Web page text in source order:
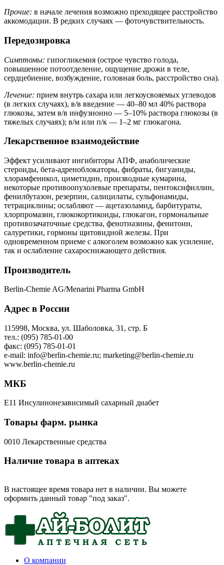
Прочие: в начале лечения возможно преходящее расстройство
аккомодации. В редких случаях — фоточувствительность.
Передозировка
Симптомы: гипогликемия (острое чувство голода,
повышенное потоотделение, ощущение дрожи в теле,
сердцебиение, возбуждение, головная боль, расстройство сна).
Лечение: прием внутрь сахара или легкоусвояемых углеводов
(в легких случаях), в/в введение — 40–80 мл 40% раствора
глюкозы, затем в/в инфузионно — 5–10% раствора глюкозы (в
тяжелых случаях); в/м или п/к — 1–2 мг глюкагона.
Лекарственное взаимодействие
Эффект усиливают ингибиторы АПФ, анаболические
стероиды, бета-адреноблокаторы, фибраты, бигуаниды,
хлорамфеникол, циметидин, производные кумарина,
некоторые противоопухолевые препараты, пентоксифиллин,
фенилбутазон, резерпин, салицилаты, сульфонамиды,
тетрациклины; ослабляют — ацетазоламид, барбитураты,
хлорпромазин, глюкокортикоиды, глюкагон, гормональные
противозачаточные средства, фенотиазины, фенитоин,
салуретики, гормоны щитовидной железы. При
одновременном приеме с алкоголем возможно как усиление,
так и ослабление сахароснижающего действия.
Производитель
Berlin-Chemie AG/Menarini Pharma GmbH
Адрес в России
115998, Москва, ул. Шаболовка, 31, стр. Б
тел.: (095) 785-01-00
факс: (095) 785-01-01
e-mail: info@berlin-chemie.ru; marketing@berlin-chemie.ru
www.berlin-chemie.ru
МКБ
E11 Инсулинонезависимый сахарный диабет
Товары фарм. рынка
0010 Лекарственные средства
Наличие товара в аптеках
В настоящее время товара нет в наличии. Вы можете
оформить данный товар "под заказ".
О компании